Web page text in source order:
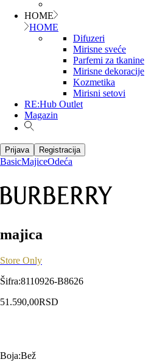
HOME
HOME
Difuzeri
Mirisne sveće
Parfemi za tkanine
Mirisne dekoracije
Kozmetika
Mirisni setovi
RE:Hub Outlet
Magazin
Prijava Registracija
BasicMajiceOdeća
majica
Store Only
Šifra:8110926-B8626
51.590,00RSD
Boja:Bež